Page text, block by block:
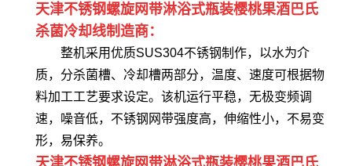
天津不锈钢螺旋网带淋浴式瓶装樱桃果酒巴氏
杀菌冷却线制造商：
整机采用优质SUS304不锈钢制作，以水为介
质，分杀菌槽、冷却槽两部分，温度、速度可根据物
料加工工艺要求设定。该机运行平稳，无极变频调
速，噪音低，不锈钢网带强度高，伸缩性小，不易变
形，易保养。
天津不锈钢螺旋网带淋浴式瓶装樱桃果酒巴氏